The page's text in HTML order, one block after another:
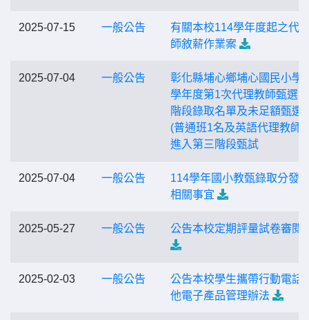
2025-07-15 一般公告
有關本校114學年度起之代
師敘薪作業案
2025-07-04 一般公告
彰化縣埔心鄉埔心國民小學
學年度第1次代理教師甄選
階段錄取名單及未足額甄選
(普通班1名及英語代理教師
進入第三階段甄試
2025-07-04 一般公告
114學年國小教甄錄取分發
相關事宜
2025-05-27 一般公告 公告本校定期評量試卷審閱
2025-02-03 一般公告
公告本校學生攜帶行動電話
他電子產品管理辦法